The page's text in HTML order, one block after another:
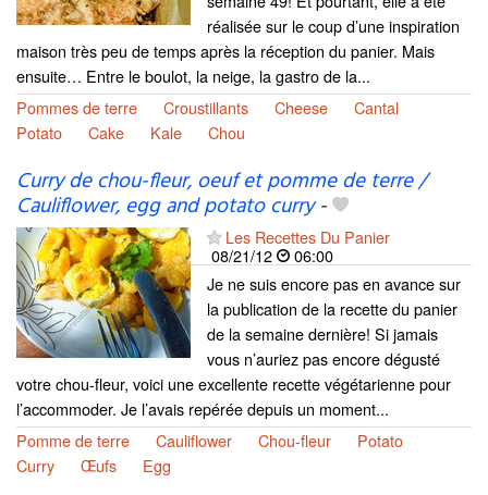
réalisée sur le coup d’une inspiration
maison très peu de temps après la réception du panier. Mais
ensuite… Entre le boulot, la neige, la gastro de la...
Pommes de terre
Croustillants Cheese
Cantal
Potato
Cake Kale Chou
Curry de chou-fleur, oeuf et pomme de terre /
Cauliflower, egg and potato curry-
Les Recettes Du Panier
08/21/12
06:00
Je ne suis encore pas en avance sur
la publication de la recette du panier
de la semaine dernière! Si jamais
vous n’auriez pas encore dégusté
votre chou-fleur, voici une excellente recette végétarienne pour
l’accommoder. Je l’avais repérée depuis un moment...
Pomme de terre
Cauliflower Chou-fleur
Potato
Curry
Œufs Egg